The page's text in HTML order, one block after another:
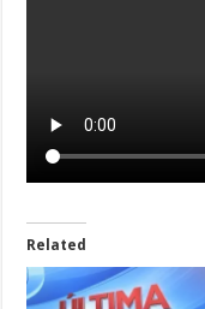
Related